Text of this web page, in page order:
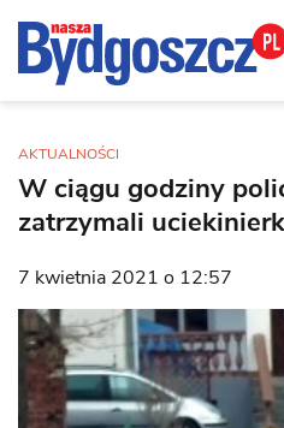
AKTUALNOŚCI
W ciągu godziny
zatrzymali
7 kwietnia 2021 o 12:57